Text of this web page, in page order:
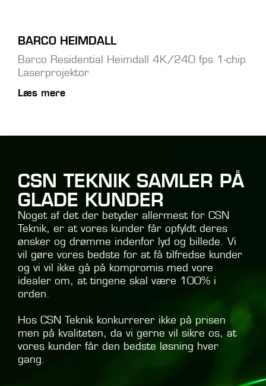
BARCO HEIMDALL
Barco Residential Heimdall 4K/240 fps 1-chip
Laserprojektor
Læs mere
CSN TEKNIK SAMLER PÅ
GLADE KUNDER
Noget af det der betyder allermest for CSN
Teknik, er at vores kunder får opfyldt deres
ønsker og drømme indenfor lyd og billede. Vi
vil gøre vores bedste for at få tilfredse kunder
og vi vil ikke gå på kompromis med vore
idealer om, at tingene skal være 100% i
orden.
Hos CSN Teknik konkurrerer ikke på prisen
men på kvaliteten, da vi gerne vil sikre os, at
vores kunder får den bedste løsning hver
gang.